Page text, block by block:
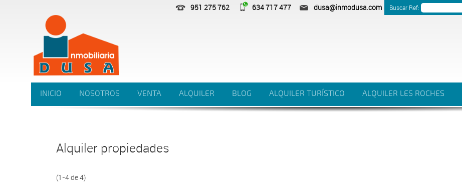
Buscar Ref:
dusa@inmodusa.com
634 717 477
951 275 762
INICIO NOSOTROS VENTA ALQUILER BLOG ALQUILER TURÍSTICO ALQUILER LES ROCHES
Alquiler propiedades
(1-4 de 4)